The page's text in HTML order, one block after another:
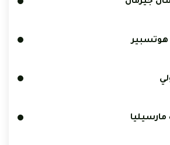
جيرمان
هوتسبير
مارسيليا